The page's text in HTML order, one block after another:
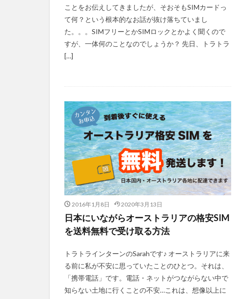
ことをお伝えしてきましたが、そおそもSIMカードっ
て何？という根本的なお話が抜け落ちていまし
た。。。SIMフリーとかSIMロックとかよく聞くので
すが、一体何のことなのでしょうか？ 先日、トラトラ
[…]
2016年1月8日 2020年3月13日
日本にいながらオーストラリアの格安SIM
を送料無料で受け取る方法
トラトラインターンのSarahです♪ オーストラリアに来
る前に私が不安に思っていたことのひとつ。それは、
「携帯電話」です。電話・ネットがつながらない中で
知らない土地に行くことの不安…これは、想像以上に